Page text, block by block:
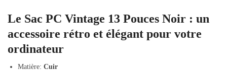
Le Sac PC Vintage 13 Pouces Noir : un
accessoire rétro et élégant pour votre
ordinateur
Matière: Cuir